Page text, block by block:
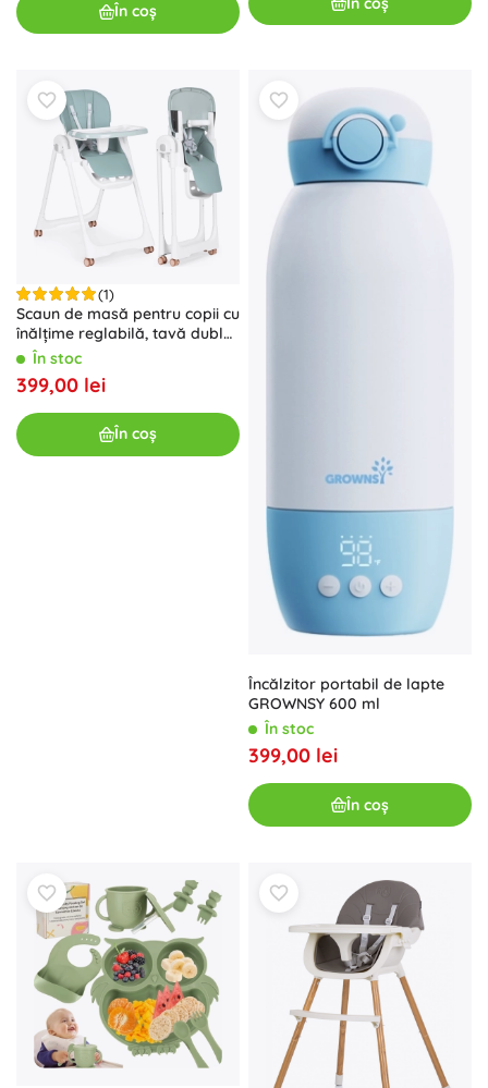
În coș
(1)
Scaun de masă pentru copii cu
înălțime reglabilă, tavă dublă
și husă din eco-piele ECOTOYS
În stoc
399,00 lei
În coș
Încălzitor portabil de lapte
GROWNSY 600 ml
În stoc
399,00 lei
În coș